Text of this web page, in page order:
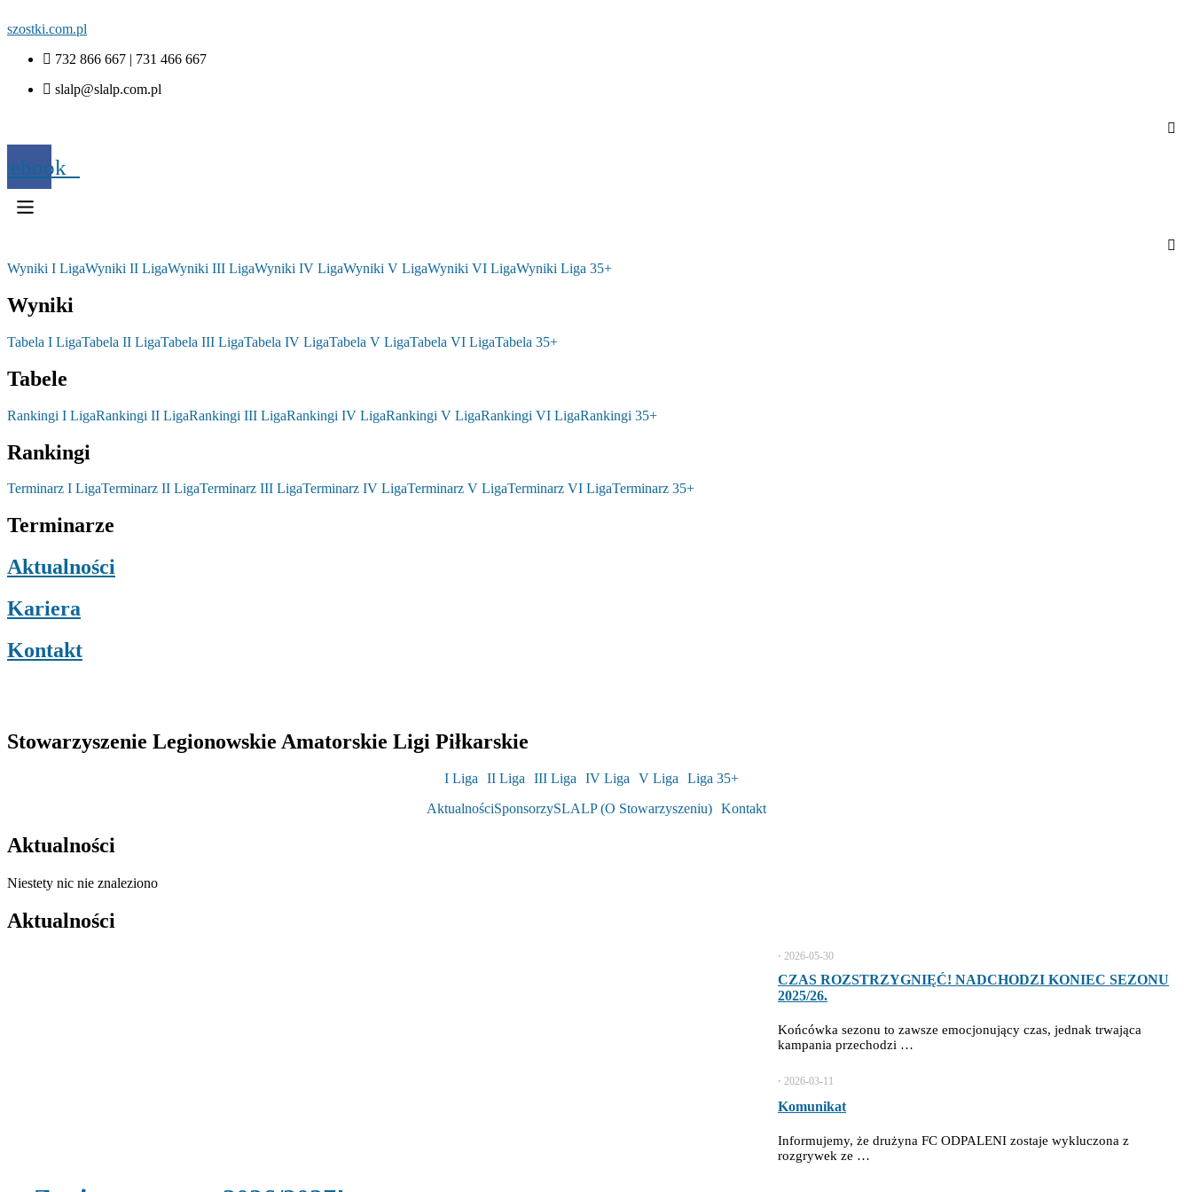
szostki.com.pl
732 866 667 | 731 466 667
slalp@slalp.com.pl
Wyniki I LigaWyniki II LigaWyniki III LigaWyniki IV LigaWyniki V LigaWyniki VI LigaWyniki Liga 35+
Wyniki
Tabela I LigaTabela II LigaTabela III LigaTabela IV LigaTabela V LigaTabela VI LigaTabela 35+
Tabele
Rankingi I LigaRankingi II LigaRankingi III LigaRankingi IV LigaRankingi V LigaRankingi VI LigaRankingi 35+
Rankingi
Terminarz I LigaTerminarz II LigaTerminarz III LigaTerminarz IV LigaTerminarz V LigaTerminarz VI LigaTerminarz 35+
Terminarze
Aktualności
Kariera
Kontakt
Stowarzyszenie Legionowskie Amatorskie Ligi Piłkarskie
I Liga II Liga III Liga IV Liga V Liga
Liga 35+
AktualnościSponsorzySLALP (O Stowarzyszeniu) Kontakt
Aktualności
Niestety nic nie znaleziono
Aktualności
CZAS ROZSTRZYGNIĘĆ! NADCHODZI KONIEC SEZONU
2025/26.
⋅ 2026-05-30
Końcówka sezonu to zawsze emocjonujący czas, jednak trwająca
kampania przechodzi …
Komunikat
⋅ 2026-03-11
Informujemy, że drużyna FC ODPALENI zostaje wykluczona z
rozgrywek ze …